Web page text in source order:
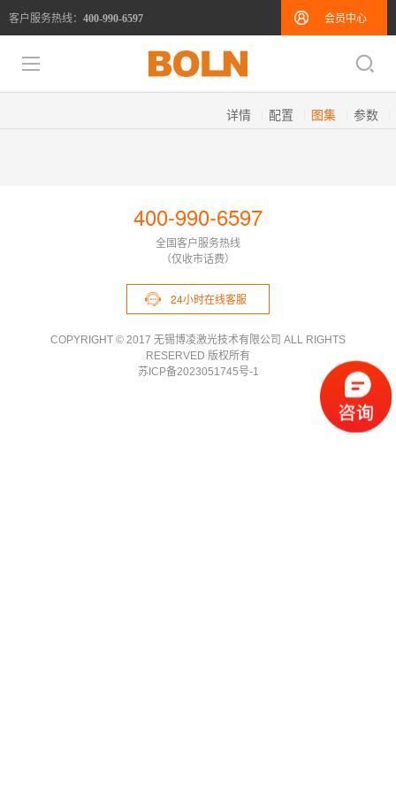
客户服务热线： 400-990-6597 会员中心
详情 配置 图集 参数
400-990-6597
全国客户服务热线
（仅收市话费）
24小时在线客服
COPYRIGHT © 2017 无锡博凌激光技术有限公司 ALL RIGHTS
RESERVED 版权所有
苏ICP备2023051745号-1